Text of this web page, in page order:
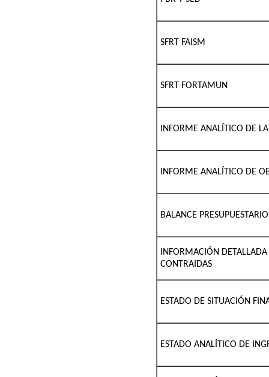
SFRT FAISM
SFRT FORTAMUN
INFORME ANALÍTICO DE
INFORME ANALÍTICO DE
BALANCE PRESUPUESTARIO
INFORMACIÓN
CONTRAIDAS
ESTADO DE SITUACIÓN
ESTADO ANALÍTICO DE